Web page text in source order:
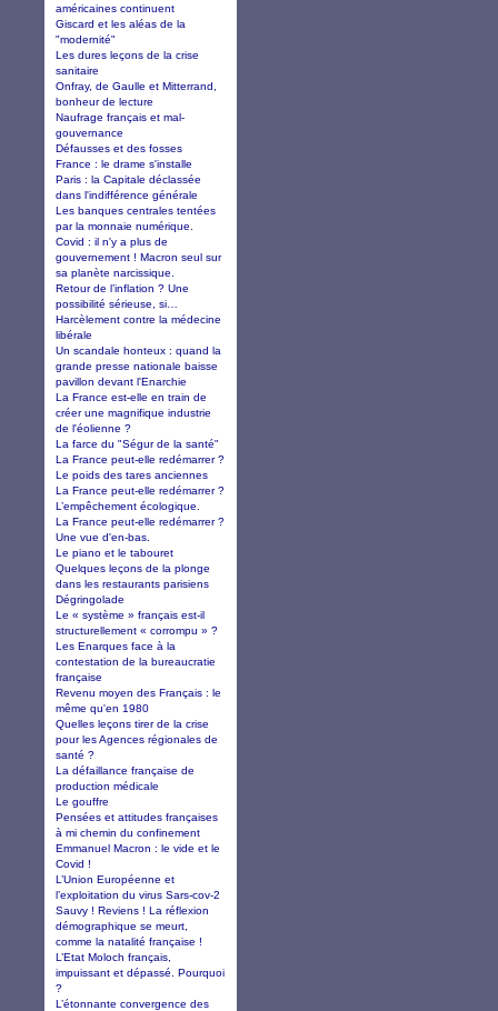
américaines continuent
Giscard et les aléas de la
"modernité"
Les dures leçons de la crise
sanitaire
Onfray, de Gaulle et Mitterrand,
bonheur de lecture
Naufrage français et mal-
gouvernance
Défausses et des fosses
France : le drame s'installe
Paris : la Capitale déclassée
dans l'indifférence générale
Les banques centrales tentées
par la monnaie numérique.
Covid : il n'y a plus de
gouvernement ! Macron seul sur
sa planète narcissique.
Retour de l’inflation ? Une
possibilité sérieuse, si…
Harcèlement contre la médecine
libérale
Un scandale honteux : quand la
grande presse nationale baisse
pavillon devant l'Enarchie
La France est-elle en train de
créer une magnifique industrie
de l'éolienne ?
La farce du "Ségur de la santé"
La France peut-elle redémarrer ?
Le poids des tares anciennes
La France peut-elle redémarrer ?
L’empêchement écologique.
La France peut-elle redémarrer ?
Une vue d'en-bas.
Le piano et le tabouret
Quelques leçons de la plonge
dans les restaurants parisiens
Dégringolade
Le « système » français est-il
structurellement « corrompu » ?
Les Enarques face à la
contestation de la bureaucratie
française
Revenu moyen des Français : le
même qu'en 1980
Quelles leçons tirer de la crise
pour les Agences régionales de
santé ?
La défaillance française de
production médicale
Le gouffre
Pensées et attitudes françaises
à mi chemin du confinement
Emmanuel Macron : le vide et le
Covid !
L’Union Européenne et
l’exploitation du virus Sars-cov-2
Sauvy ! Reviens ! La réflexion
démographique se meurt,
comme la natalité française !
L’Etat Moloch français,
impuissant et dépassé. Pourquoi
?
L’étonnante convergence des